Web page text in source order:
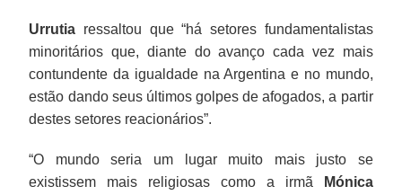
Urrutia ressaltou que “há setores fundamentalistas
minoritários que, diante do avanço cada vez mais
contundente da igualdade na Argentina e no mundo,
estão dando seus últimos golpes de afogados, a partir
destes setores reacionários”.
“O mundo seria um lugar muito mais justo se
existissem mais religiosas como a irmã
Mónica